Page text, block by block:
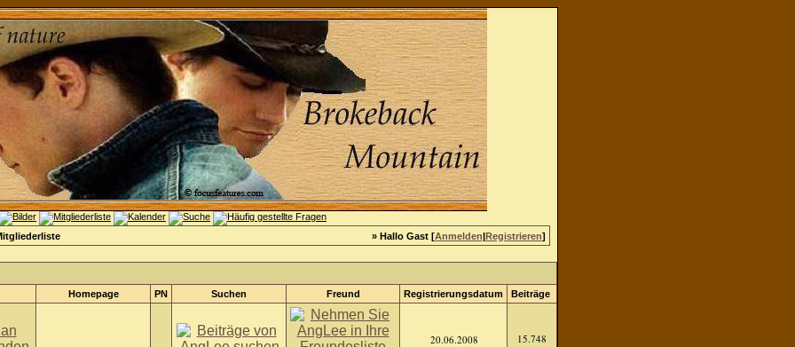
» Hallo Gast [Anmelden|Registrieren]
Homepage PN Suchen Freund Registrierungsdatum Beiträge
20.06.2008 15.748